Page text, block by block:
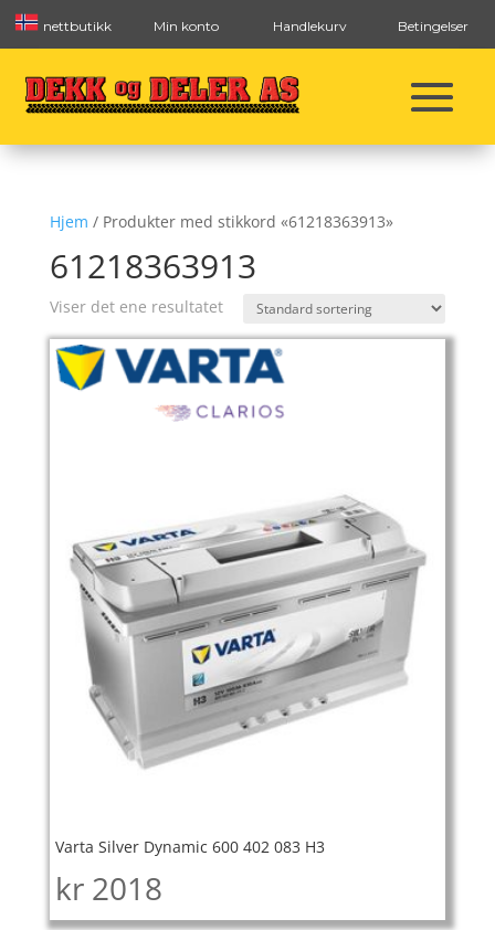
nettbutikk Min konto Handlekurv Betingelser
Hjem / Produkter med stikkord «61218363913»
61218363913
Viser det ene resultatet
Varta Silver Dynamic 600 402 083 H3
kr 2018